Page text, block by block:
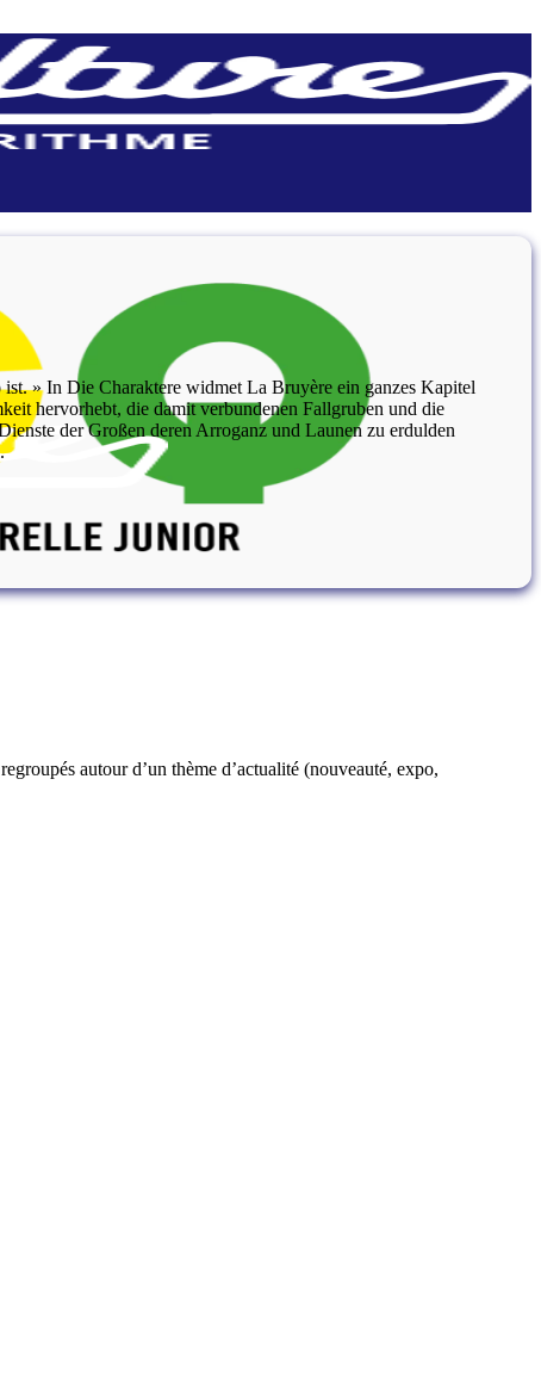
» In Die Charaktere widmet La Bruyère ein ganzes Kapitel
hervorhebt, die damit verbundenen Fallgruben und die
der Großen deren Arroganz und Launen zu erdulden
autour d’un thème d’actualité (nouveauté, expo,